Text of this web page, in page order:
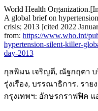
World Health
A global brief on
crisis; 2013 [cited 2022
from: https://www.who.int/
hypertension-silent-killer-
day-2013
กุลพิมน เจริญดี, ณัฐกฤตา
รุ่งเรือง, บรรณาธิการ. ราย
กรุงเทพฯ: อักษรกราฟฟิค แ